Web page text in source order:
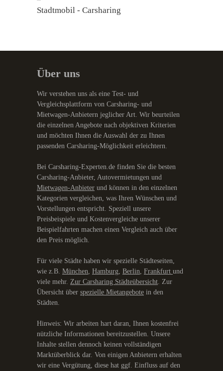
Stadtmobil - Carsharing
Über uns
Wir verstehen uns als eine Test- und
Vergleichsplattform von Carsharing- und
Mietwagen-Anbietern jeglicher Art. Wir beurteilen
die einzelnen Angebote nach objektiven Kriterien
und möchten Ihnen die Auswahl der zu Ihnen
passenden Carsharing-Möglichkeit erleichtern.
Bei Carsharing-Experten.de finden Sie die besten
Carsharing-Anbieter, Autovermietungen und
Mietwagen-Anbieter und können in den einzelnen
Kategorien vergleichen, was Ihren Wünschen und
Vorstellungen entspricht. Speziell unsere
Preisbeispiele und Kostenvergleiche unserer
Beispielfahrten machen einen Vergleich auch über
den Preis möglich.
Für viele Städte haben wir spezielle Städteseiten,
wie z.B. München Hamburg Berlin Frankfurt und
viele mehr. Zur Carsharing Städteübersicht . Zur
Übersicht über spezielle Mietangebote in den
Städten.
Hinweis: Wir arbeiten hart daran, Ihnen kostenfrei
nützliche Informationen bereitzustellen. Unsere
Inhalte stellen dennoch keinen vollständigen
Marktüberblick dar. Von einigen Anbietern erhalten
wir eine Vergütung, diese hat ggf. Einfluss auf den